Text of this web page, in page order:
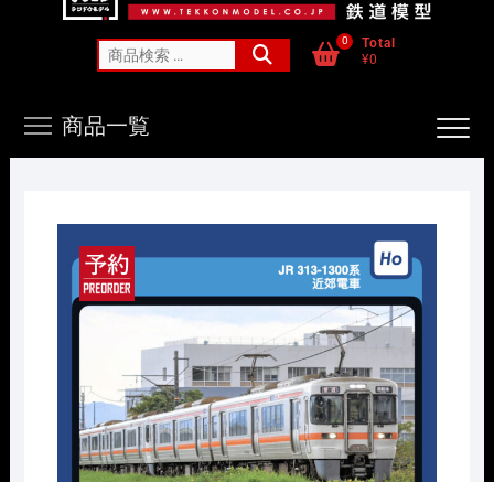
索
0
Total
¥0
商品一覧